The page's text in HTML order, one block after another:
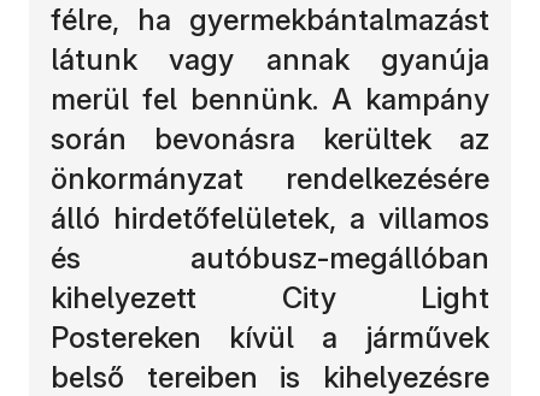
félre, ha gyermekbántalmazást
látunk vagy annak gyanúja
merül fel bennünk. A kampány
során bevonásra kerültek az
önkormányzat rendelkezésére
álló hirdetőfelületek, a villamos
és autóbusz-megállóban
kihelyezett City Light
Postereken kívül a járművek
belső tereiben is kihelyezésre